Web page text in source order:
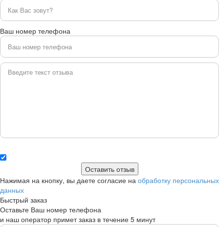
Ваш номер телефона
Нажимая на кнопку, вы даете согласие на обработку персональных
данных
Быстрый заказ
Оставьте Ваш номер телефона
и наш оператор примет заказ в течение 5 минут